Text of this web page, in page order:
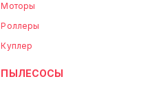
Моторы
Роллеры
Куплер
ПЫЛЕСОСЫ